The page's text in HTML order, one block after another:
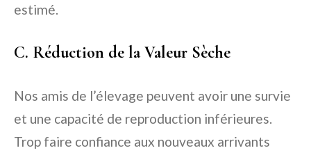
estimé.
C. Réduction de la Valeur Sèche
Nos amis de l’élevage peuvent avoir une survie
et une capacité de reproduction inférieures.
Trop faire confiance aux nouveaux arrivants